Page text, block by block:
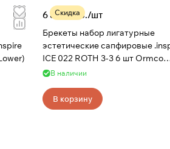
(Lower)
Скидка
6 860 руб./шт
Брекеты набор лигатурные
эстетические сапфировые
ICE 022 ROTH 3-3 6 шт Ormco
(Lower)
В наличии
В корзину